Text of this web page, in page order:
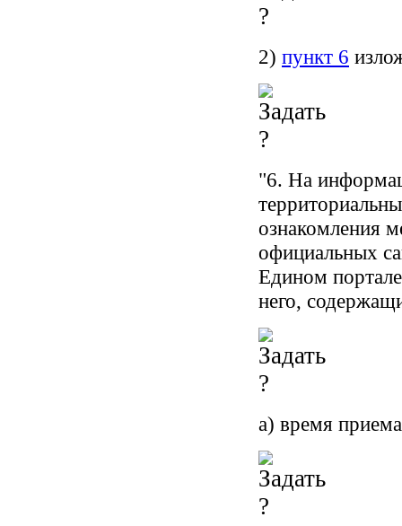
2) пункт 6
"6. На
ознакомления
официальных
Едином
него,
а) время